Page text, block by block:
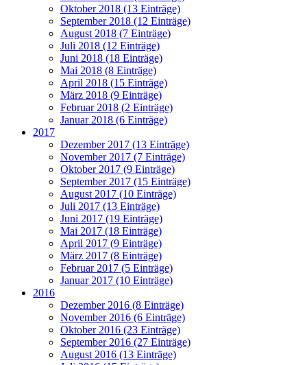
Oktober 2018 (13 Einträge)
September 2018 (12 Einträge)
August 2018 (7 Einträge)
Juli 2018 (12 Einträge)
Juni 2018 (18 Einträge)
Mai 2018 (8 Einträge)
April 2018 (15 Einträge)
März 2018 (9 Einträge)
Februar 2018 (2 Einträge)
Januar 2018 (6 Einträge)
2017
Dezember 2017 (13 Einträge)
November 2017 (7 Einträge)
Oktober 2017 (9 Einträge)
September 2017 (15 Einträge)
August 2017 (10 Einträge)
Juli 2017 (13 Einträge)
Juni 2017 (19 Einträge)
Mai 2017 (18 Einträge)
April 2017 (9 Einträge)
März 2017 (8 Einträge)
Februar 2017 (5 Einträge)
Januar 2017 (10 Einträge)
2016
Dezember 2016 (8 Einträge)
November 2016 (6 Einträge)
Oktober 2016 (23 Einträge)
September 2016 (27 Einträge)
August 2016 (13 Einträge)